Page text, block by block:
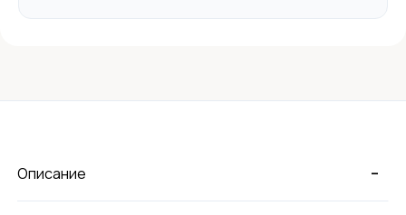
-
Описание